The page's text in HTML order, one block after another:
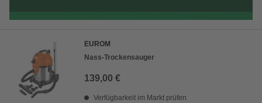
EUROM
Nass-Trockensauger
139,00 €
Verfügbarkeit im Markt prüfen